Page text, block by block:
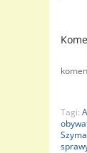
Tagi: